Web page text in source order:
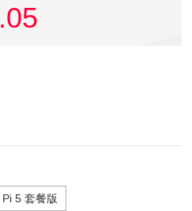
.05
Pi 5 套餐版